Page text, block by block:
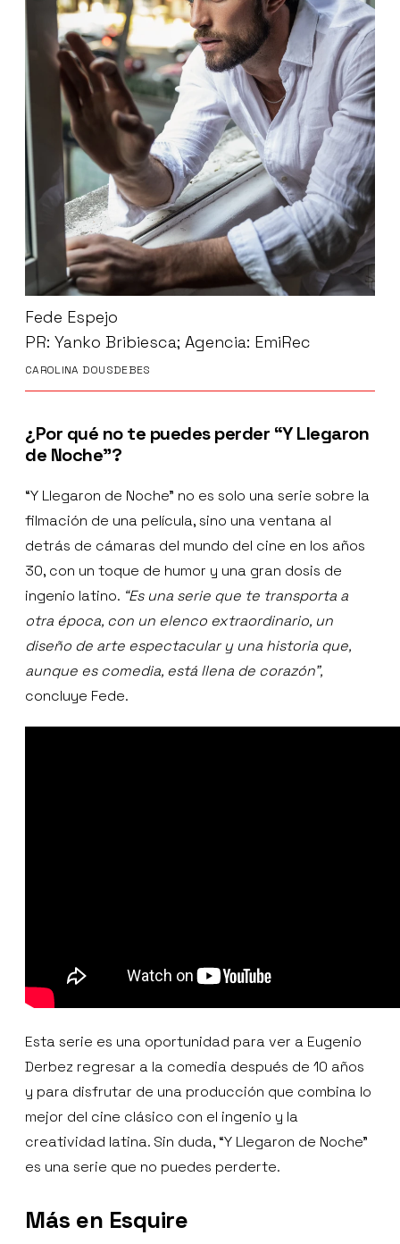
Fede Espejo
PR: Yanko Bribiesca; Agencia: EmiRec
CAROLINA DOUSDEBES
¿Por qué no te puedes perder “Y Llegaron
de Noche”?
“Y Llegaron de Noche” no es solo una serie sobre la
filmación de una película, sino una ventana al
detrás de cámaras del mundo del cine en los años
30, con un toque de humor y una gran dosis de
ingenio latino. “Es una serie que te transporta a
otra época, con un elenco extraordinario, un
diseño de arte espectacular y una historia que,
aunque es comedia, está llena de corazón”,
concluye Fede.
Esta serie es una oportunidad para ver a Eugenio
Derbez regresar a la comedia después de 10 años
y para disfrutar de una producción que combina lo
mejor del cine clásico con el ingenio y la
creatividad latina. Sin duda, “Y Llegaron de Noche”
es una serie que no puedes perderte.
Más en Esquire